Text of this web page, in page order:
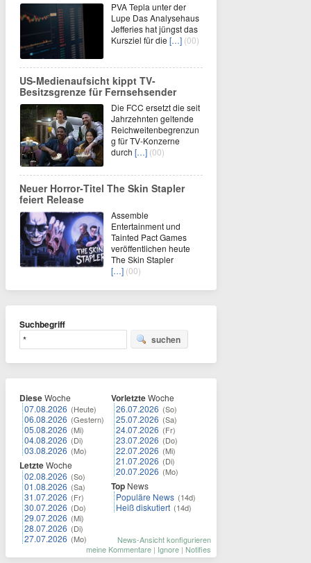
PVA Tepla unter der
Lupe Das Analysehaus
Jefferies hat jüngst das
Kursziel für die […] (00)
US-Medienaufsicht kippt TV-
Besitzsgrenze für Fernsehsender
Die FCC ersetzt die seit
Jahrzehnten geltende
Reichweitenbegrenzun
g für TV-Konzerne
durch […] (00)
Neuer Horror‑Titel The Skin Stapler
feiert Release
Assemble
Entertainment und
Tainted Pact Games
veröffentlichen heute
The Skin Stapler
[…] (00)
Suchbegriff
suchen
DieseWoche
07.08.2026 (Heute)
06.08.2026 (Gestern)
05.08.2026 (Mi)
04.08.2026 (Di)
03.08.2026 (Mo)
LetzteWoche
02.08.2026 (So)
01.08.2026 (Sa)
31.07.2026 (Fr)
30.07.2026 (Do)
29.07.2026 (Mi)
28.07.2026 (Di)
27.07.2026 (Mo)
VorletzteWoche
26.07.2026 (So)
25.07.2026 (Sa)
24.07.2026 (Fr)
23.07.2026 (Do)
22.07.2026 (Mi)
21.07.2026 (Di)
20.07.2026 (Mo)
Top News
Populäre News (14d)
Heiß diskutiert (14d)
News-Ansicht konfigurieren
meine Kommentare | Ignore | Notifies